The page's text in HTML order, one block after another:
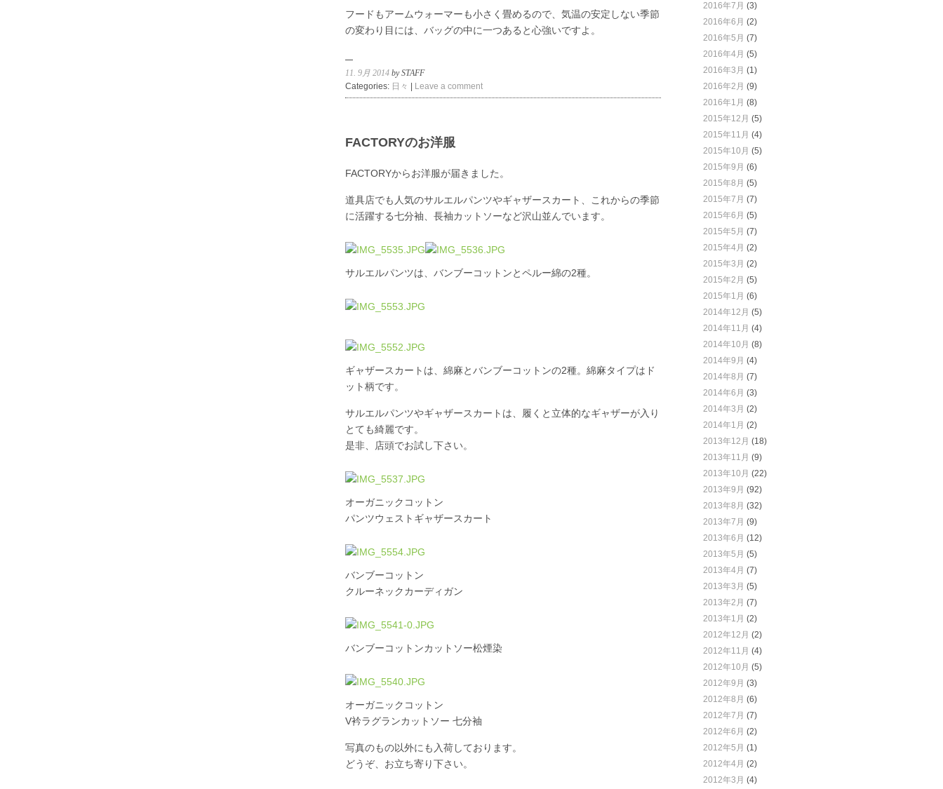
フードもアームウォーマーも小さく畳めるので、気温の安定しない季節
の変わり目には、バッグの中に一つあると心強いですよ。
11. 9月 2014 by STAFF
Categories: 日々 Leave a comment
FACTORYのお洋服
FACTORYからお洋服が届きました。
道具店でも人気のサルエルパンツやギャザースカート、これからの季節
に活躍する七分袖、長袖カットソーなど沢山並んでいます。
サルエルパンツは、バンブーコットンとペルー綿の2種。
ギャザースカートは、綿麻とバンブーコットンの2種。綿麻タイプはド
ット柄です。
サルエルパンツやギャザースカートは、履くと立体的なギャザーが入り
とても綺麗です。
是非、店頭でお試し下さい。
オーガニックコットン
パンツウェストギャザースカート
バンブーコットン
クルーネックカーディガン
バンブーコットンカットソー松煙染
オーガニックコットン
V衿ラグランカットソー 七分袖
写真のもの以外にも入荷しております。
どうぞ、お立ち寄り下さい。
2016年7月 (3)
2016年6月 (2)
2016年5月 (7)
2016年4月 (5)
2016年3月 (1)
2016年2月 (9)
2016年1月 (8)
2015年12月 (5)
2015年11月 (4)
2015年10月 (5)
2015年9月 (6)
2015年8月 (5)
2015年7月 (7)
2015年6月 (5)
2015年5月 (7)
2015年4月 (2)
2015年3月 (2)
2015年2月 (5)
2015年1月 (6)
2014年12月 (5)
2014年11月 (4)
2014年10月 (8)
2014年9月 (4)
2014年8月 (7)
2014年6月 (3)
2014年3月 (2)
2014年1月 (2)
2013年12月 (18)
2013年11月 (9)
2013年10月 (22)
2013年9月 (92)
2013年8月 (32)
2013年7月 (9)
2013年6月 (12)
2013年5月 (5)
2013年4月 (7)
2013年3月 (5)
2013年2月 (7)
2013年1月 (2)
2012年12月 (2)
2012年11月 (4)
2012年10月 (5)
2012年9月 (3)
2012年8月 (6)
2012年7月 (7)
2012年6月 (2)
2012年5月 (1)
2012年4月 (2)
2012年3月 (4)